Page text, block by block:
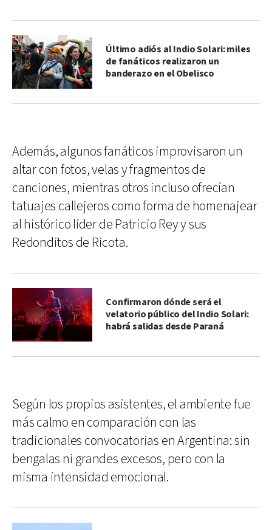
Último adiós al Indio Solari: miles
de fanáticos realizaron un
banderazo en el Obelisco
Además, algunos fanáticos improvisaron un
altar con fotos, velas y fragmentos de
canciones, mientras otros incluso ofrecían
tatuajes callejeros como forma de homenajear
al histórico líder de Patricio Rey y sus
Redonditos de Ricota.
Confirmaron dónde será el
velatorio público del Indio Solari:
habrá salidas desde Paraná
Según los propios asistentes, el ambiente fue
más calmo en comparación con las
tradicionales convocatorias en Argentina: sin
bengalas ni grandes excesos, pero con la
misma intensidad emocional.